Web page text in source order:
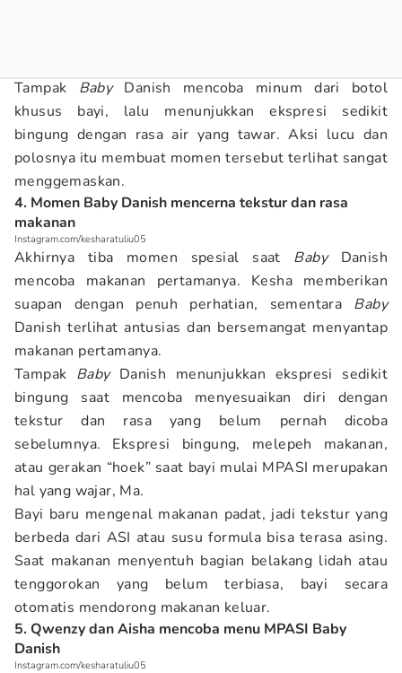
Tampak BabyDanish mencoba minum dari botol
khusus bayi, lalu menunjukkan ekspresi sedikit
bingung dengan rasa air yang tawar. Aksi lucu dan
polosnya itu membuat momen tersebut terlihat sangat
menggemaskan.
4. Momen Baby Danish mencerna tekstur dan rasa
makanan
Instagram.com/kesharatuliu05
Akhirnya tiba momen spesial saat BabyDanish
mencoba makanan pertamanya. Kesha memberikan
suapan dengan penuh perhatian, sementara Baby
Danish terlihat antusias dan bersemangat menyantap
makanan pertamanya.
Tampak BabyDanish menunjukkan ekspresi sedikit
bingung saat mencoba menyesuaikan diri dengan
tekstur dan rasa yang belum pernah dicoba
sebelumnya. Ekspresi bingung, melepeh makanan,
atau gerakan “hoek” saat bayi mulai MPASI merupakan
hal yang wajar, Ma.
Bayi baru mengenal makanan padat, jadi tekstur yang
berbeda dari ASI atau susu formula bisa terasa asing.
Saat makanan menyentuh bagian belakang lidah atau
tenggorokan yang belum terbiasa, bayi secara
otomatis mendorong makanan keluar.
5. Qwenzy dan Aisha mencoba menu MPASI Baby
Danish
Instagram.com/kesharatuliu05